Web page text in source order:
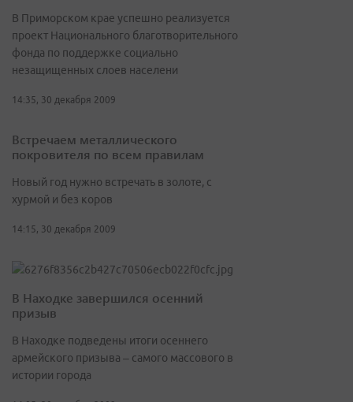
В Приморском крае успешно реализуется
проект Национального благотворительного
фонда по поддержке социально
незащищенных слоев населени
14:35, 30 декабря 2009
Встречаем металлического
покровителя по всем правилам
Новый год нужно встречать в золоте, с
хурмой и без коров
14:15, 30 декабря 2009
В Находке завершился осенний
призыв
В Находке подведены итоги осеннего
армейского призыва – самого массового в
истории города